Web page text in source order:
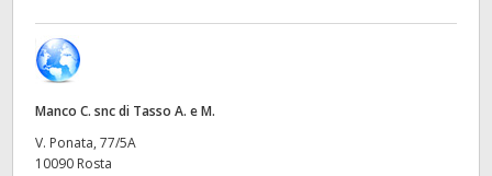
Mexico
Malaysia
Manco C. snc di Tasso A. e M.
V. Ponata, 77/5A
10090 Rosta